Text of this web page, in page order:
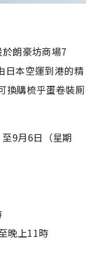
朗豪坊商場7
本空運到港的精
換購梳乎蛋卷裝厠
9月6日（星期
晚上11時